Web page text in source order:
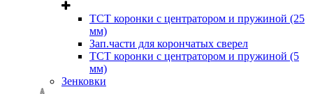
ТСТ коронки с центратором и пружиной (25
мм)
Зап.части для корончатых сверел
ТСТ коронки с центратором и пружиной (5
мм)
Зенковки